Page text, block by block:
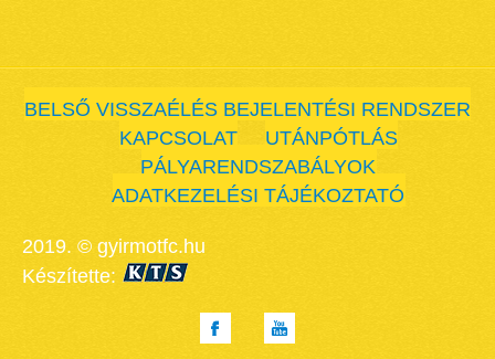
BELSŐ VISSZAÉLÉS BEJELENTÉSI RENDSZER
KAPCSOLAT
UTÁNPÓTLÁS
PÁLYARENDSZABÁLYOK
ADATKEZELÉSI TÁJÉKOZTATÓ
2019. © gyirmotfc.hu
Készítette: